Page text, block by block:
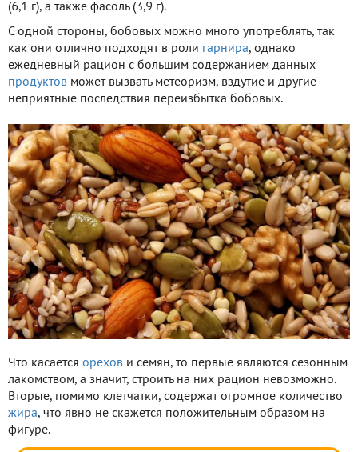
(6,1 г), а также фасоль (3,9 г).
С одной стороны, бобовых можно много употреблять, так
как они отлично подходят в роли гарнира, однако
ежедневный рацион с большим содержанием данных
продуктов может вызвать метеоризм, вздутие и другие
неприятные последствия переизбытка бобовых.
Что касается орехов и семян, то первые являются сезонным
лакомством, а значит, строить на них рацион невозможно.
Вторые, помимо клетчатки, содержат огромное количество
жира, что явно не скажется положительным образом на
фигуре.